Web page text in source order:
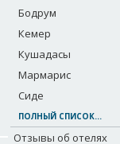
Бодрум
Кемер
Кушадасы
Мармарис
Сиде
ПОЛНЫЙ СПИСОК...
Отзывы об отелях